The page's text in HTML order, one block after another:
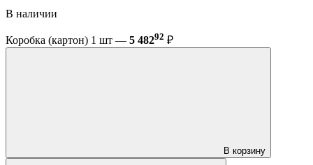
В наличии
Коробка (картон) 1 шт — 5 48292 ₽
В корзину